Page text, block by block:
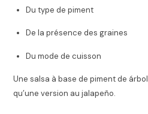
Du type de piment
De la présence des graines
Du mode de cuisson
Une salsa à base de piment de
qu’une version au jalapeño.